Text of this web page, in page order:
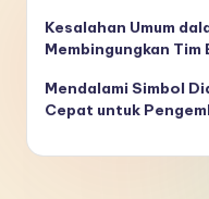
Kesalahan Umum
Membingungkan Tim
Mendalami Simbol
Cepat untuk